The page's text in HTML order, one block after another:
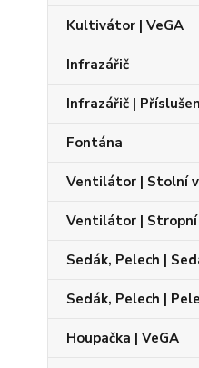
Kultivátor | VeGA
Infrazářič
Infrazářič |
Fontána
Ventilátor | Stolní
Ventilátor |
Sedák, Pelech |
Sedák, Pelech |
Houpačka | VeGA